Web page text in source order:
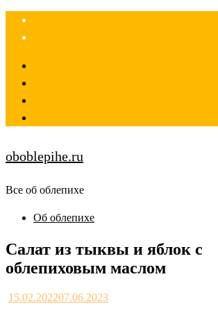
Skip
content
oboblepihe.ru
Все об облепихе
Об облепихе
Салат из тыквы и яблок с
облепиховым маслом
15.02.202207.06.2023